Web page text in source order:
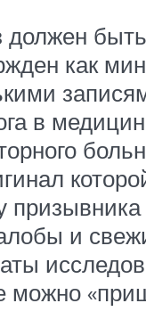
должен быть
как
в
и
можно